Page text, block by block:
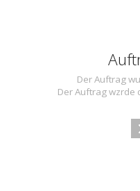
Der Auftrag
Der Auftrag wzrde